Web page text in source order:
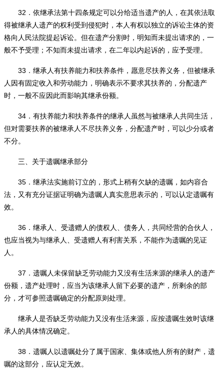
32 ．依继承法第十四条规定可以分给适当遗产的人，在其依法取
得被继承人遗产的权利受到侵犯时，本人有权以独立的诉讼主体的资
格向人民法院提起诉讼。但在遗产分割时，明知而未提出请求的，一
般不予受理；不知而未提出请求，在二年以内起诉的，应予受理。
33 ．继承人有扶养能力和扶养条件，愿意尽扶养义务，但被继承
人因有固定收入和劳动能力，明确表示不要求其扶养的，分配遗产
时，一般不应因此而影响其继承份额。
34 ．有扶养能力和扶养条件的继承人虽然与被继承人共同生活，
但对需要扶养的被继承人不尽扶养义务，分配遗产时，可以少分或者
不分。
三、关于遗嘱继承部分
35 ．继承法实施前订立的，形式上稍有欠缺的遗嘱，如内容合
法，又有充分证据证明确为遗嘱人真实意思表示的，可以认定遗嘱有
效。
36 ．继承人、受遗赠人的债权人、债务人，共同经营的合伙人，
也应当视为与继承人、受遗赠人有利害关系，不能作为遗嘱的见证
人。
37 ．遗嘱人未保留缺乏劳动能力又没有生活来源的继承人的遗产
份额，遗产处理时，应当为该继承人留下必要的遗产，所剩余的部
分，才可参照遗嘱确定的分配原则处理。
继承人是否缺乏劳动能力又没有生活来源，应按遗嘱生效时该继
承人的具体情况确定。
38 ．遗嘱人以遗嘱处分了属于国家、集体或他人所有的财产，遗
嘱的这部分，应认定无效。